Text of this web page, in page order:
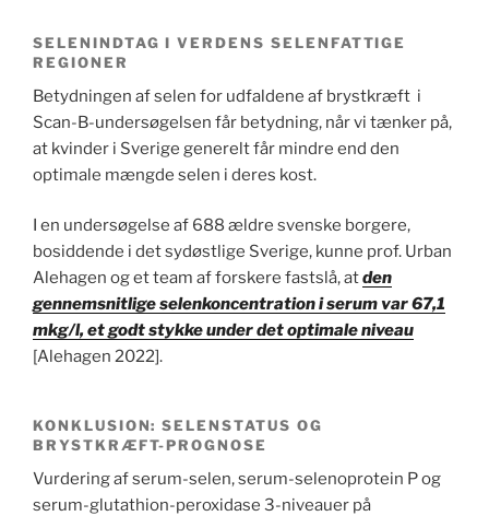
SELENINDTAG I VERDENS SELENFATTIGE
REGIONER
Betydningen af selen for udfaldene af brystkræft i
Scan-B-undersøgelsen får betydning, når vi tænker på,
at kvinder i Sverige generelt får mindre end den
optimale mængde selen i deres kost.
I en undersøgelse af 688 ældre svenske borgere,
bosiddende i det sydøstlige Sverige, kunne prof. Urban
Alehagen og et team af forskere fastslå, atden
gennemsnitlige selenkoncentration i serum var 67,1
mkg/l, et godt stykke under det optimale niveau
[Alehagen 2022].
KONKLUSION: SELENSTATUS OG
BRYSTKRÆFT-PROGNOSE
Vurdering af serum-selen, serum-selenoprotein P og
serum-glutathion-peroxidase 3-niveauer på